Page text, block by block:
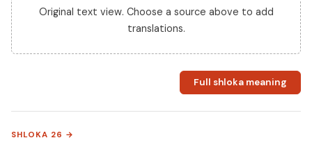
Original text view. Choose a source above to add
translations.
Full shloka meaning
SHLOKA 26 →